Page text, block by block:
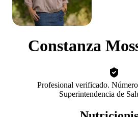
Constanza
Profesional verificado.
Superintendencia de